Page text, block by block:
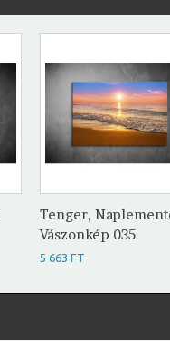
Tenger,
Vászonkép 035
5 663 FT